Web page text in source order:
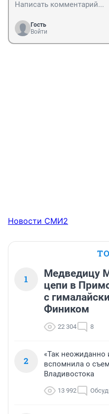
Гость
Войти
Новости СМИ2
1
Медведицу
цепи в
с
Фиником
22 304 8
2
«Так неожиданно
вспомнила о
Владивостока
13 992